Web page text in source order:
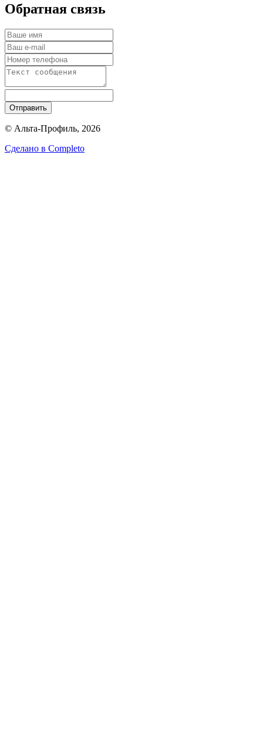
Обратная связь
Отправить
© Альта-Профиль, 2026
Сделано в Completo